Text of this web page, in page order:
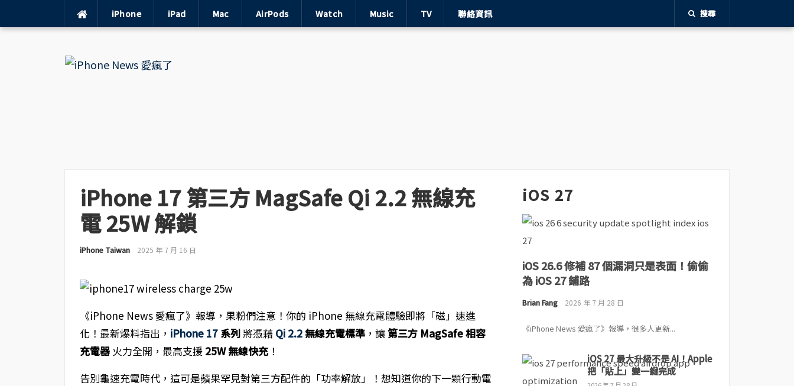
iPhone iPad Mac AirPods Watch Music TV 聯絡資訊 搜尋
iPhone 17 第三方 MagSafe Qi 2.2 無線充
電 25W 解鎖
iPhone Taiwan 2025 年 7 月 16 日
《iPhone News 愛瘋了》報導，果粉們注意！你的 iPhone 無線充電體驗即將「磁」速進
化！最新爆料指出， iPhone 17系列將憑藉 Qi 2.2無線充電標準，讓第三方 MagSafe 相容
充電器火力全開，最高支援 25W 無線快充！
告別龜速充電時代，這可是蘋果罕見對第三方配件的「功率解放」！想知道你的下一顆行動電
iOS 27
iOS 26.6 修補 87 個漏洞只是表面！偷偷
為 iOS 27 鋪路
Brian Fang 2026 年 7 月 28 日
《iPhone News 愛瘋了》報導，很多人更新...
iOS 27 最大升級不是 AI！Apple
把「貼上」變一鍵完成